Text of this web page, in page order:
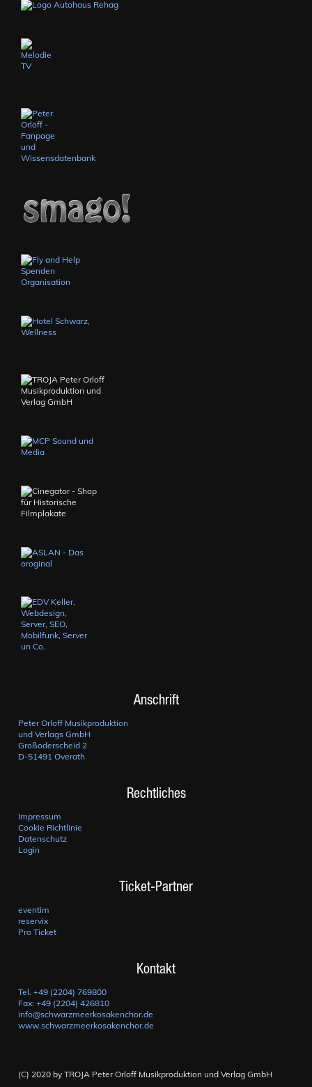
Anschrift
Peter Orloff Musikproduktion
und Verlags GmbH
Großoderscheid 2
D-51491 Overath
Rechtliches
Impressum
Cookie Richtlinie
Datenschutz
Login
Ticket-Partner
eventim
reservix
Pro Ticket
Kontakt
Tel. +49 (2204) 769800
Fax: +49 (2204) 426810
info@schwarzmeerkosakenchor.de
www.schwarzmeerkosakenchor.de
(C) 2020 by TROJA Peter Orloff Musikproduktion und Verlag GmbH